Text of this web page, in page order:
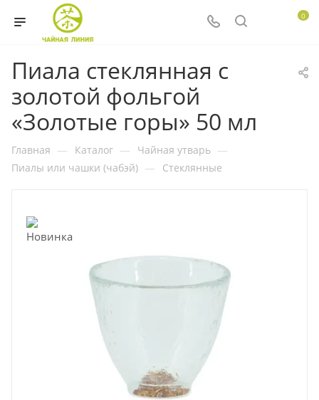
0
Пиала стеклянная с
золотой фольгой
«Золотые горы» 50 мл
Главная — Каталог — Чайная утварь —
Пиалы или чашки (чабэй) — Стеклянные